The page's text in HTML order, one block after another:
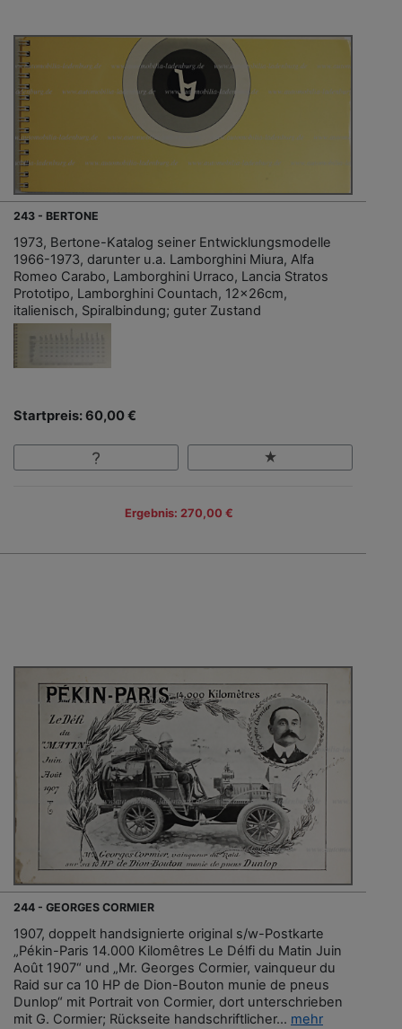
243 - BERTONE
1973, Bertone-Katalog seiner Entwicklungsmodelle
1966-1973, darunter u.a. Lamborghini Miura, Alfa
Romeo Carabo, Lamborghini Urraco, Lancia Stratos
Prototipo, Lamborghini Countach, 12x26cm,
italienisch, Spiralbindung; guter Zustand
Startpreis: 60,00 €
Ergebnis: 270,00 €
244 - GEORGES CORMIER
1907, doppelt handsignierte original s/w-Postkarte
„Pékin-Paris 14.000 Kilomêtres Le Délfi du Matin Juin
Août 1907“ und „Mr. Georges Cormier, vainqueur du
Raid sur ca 10 HP de Dion-Bouton munie de pneus
Dunlop“ mit Portrait von Cormier, dort unterschrieben
mit G. Cormier; Rückseite handschriftlicher... mehr